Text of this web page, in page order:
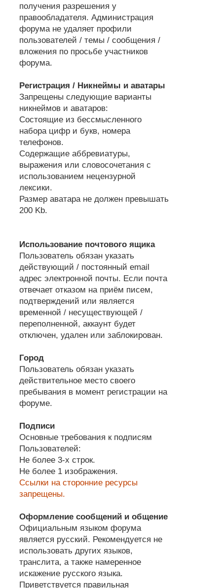
получения разрешения у
правообладателя. Администрация
форума не удаляет профили
пользователей / темы / сообщения /
вложения по просьбе участников
форума.
Регистрация / Никнеймы и аватары
Запрещены следующие варианты
никнеймов и аватаров:
Состоящие из бессмысленного
набора цифр и букв, номера
телефонов.
Содержащие аббревиатуры,
выражения или словосочетания с
использованием нецензурной
лексики.
Размер аватара не должен превышать
200 Kb.
Использование почтового ящика
Пользователь обязан указать
действующий / постоянный email
адрес электронной почты. Если почта
отвечает отказом на приём писем,
подтверждений или является
временной / несуществующей /
переполненной, аккаунт будет
отключен, удален или заблокирован.
Город
Пользователь обязан указать
действительное место своего
пребывания в момент регистрации на
форуме.
Подписи
Основные требования к подписям
Пользователей:
Не более 3-х строк.
Не более 1 изображения.
Ссылки на сторонние ресурсы
запрещены.
Оформление сообщений и общение
Официальным языком форума
является русский. Рекомендуется не
использовать других языков,
транслита, а также намеренное
искажение русского языка.
Приветствуется правильная